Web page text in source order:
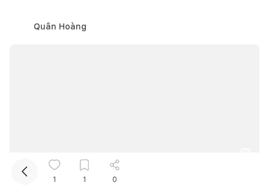
Quân Hoàng
Nên làm tủ bếp nhựa hay MDF? KTS tư vấn cách chọn
1 1 0